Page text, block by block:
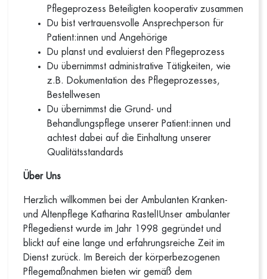
Pflegeprozess Beteiligten kooperativ zusammen
Du bist vertrauensvolle Ansprechperson für
Patient:innen und Angehörige
Du planst und evaluierst den Pflegeprozess
Du übernimmst administrative Tätigkeiten, wie
z.B. Dokumentation des Pflegeprozesses,
Bestellwesen
Du übernimmst die Grund- und
Behandlungspflege unserer Patient:innen und
achtest dabei auf die Einhaltung unserer
Qualitätsstandards
Über Uns
Herzlich willkommen bei der Ambulanten Kranken-
und Altenpflege Katharina Rastel!Unser ambulanter
Pflegedienst wurde im Jahr 1998 gegründet und
blickt auf eine lange und erfahrungsreiche Zeit im
Dienst zurück. Im Bereich der körperbezogenen
Pflegemaßnahmen bieten wir gemäß dem